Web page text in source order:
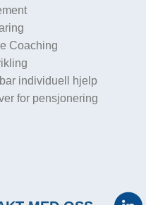
Coaching
individuell hjelp
for pensjonering